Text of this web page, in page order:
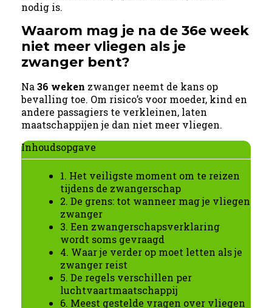
nodig is.
Waarom mag je na de 36eweek
niet meer vliegen als je
zwanger bent?
Na 36 weken zwanger neemt de kans op
bevalling toe. Om risico’s voor moeder, kind en
andere passagiers te verkleinen, laten
maatschappijen je dan niet meer vliegen.
Inhoudsopgave
1. Het veiligste moment om te reizen
tijdens de zwangerschap
2. De grens: tot wanneer mag je vliegen
zwanger
3. Een zwangerschapsverklaring
wordt soms gevraagd
4. Waar je verder op moet letten als je
zwanger reist
5. De regels verschillen per
luchtvaartmaatschappij
6. Meest gestelde vragen over vliegen